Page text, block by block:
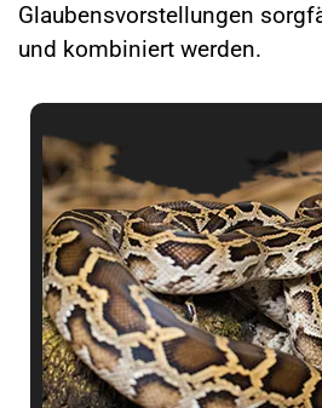
Glaubensvorstellungen
und kombiniert werden.